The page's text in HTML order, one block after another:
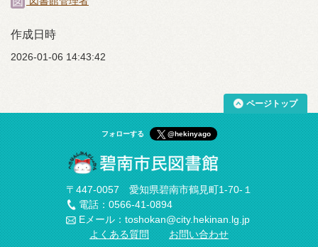
作成日時
2026-01-06 14:43:42
ページトップ
フォローする @hekinyago
〒447-0057 愛知県碧南市鶴見町1-70-１
電話：0566-41-0894
Eメール：toshokan@city.hekinan.lg.jp
よくある質問
お問い合わせ